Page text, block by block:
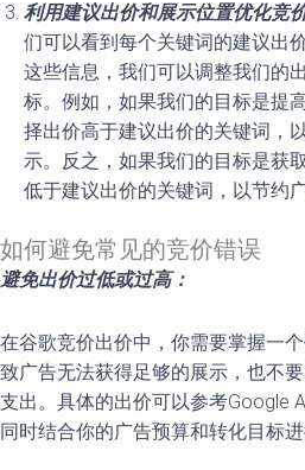
利用建议出价和展示位置优化竞
们可以看到每个关键词的建议出
这些信息，我们可以调整我们的
标。例如，如果我们的目标是提
择出价高于建议出价的关键词，
示。反之，如果我们的目标是获
低于建议出价的关键词，以节约广
如何避免常见的竞价错误
避免出价过低或过高：
在谷歌竞价出价中，你需要掌握一个
致广告无法获得足够的展示，也不
支出。具体的出价可以参考Google
同时结合你的广告预算和转化目标进